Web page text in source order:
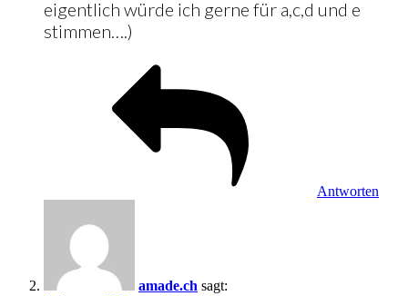
eigentlich würde ich gerne für a,c,d und e
stimmen….)
Antworten
amade.ch sagt: